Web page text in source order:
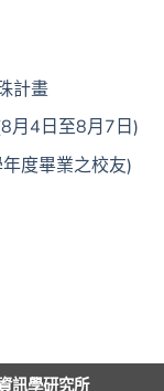
計畫
月4日至8月7日)
度畢業之校友)
訊學研究所